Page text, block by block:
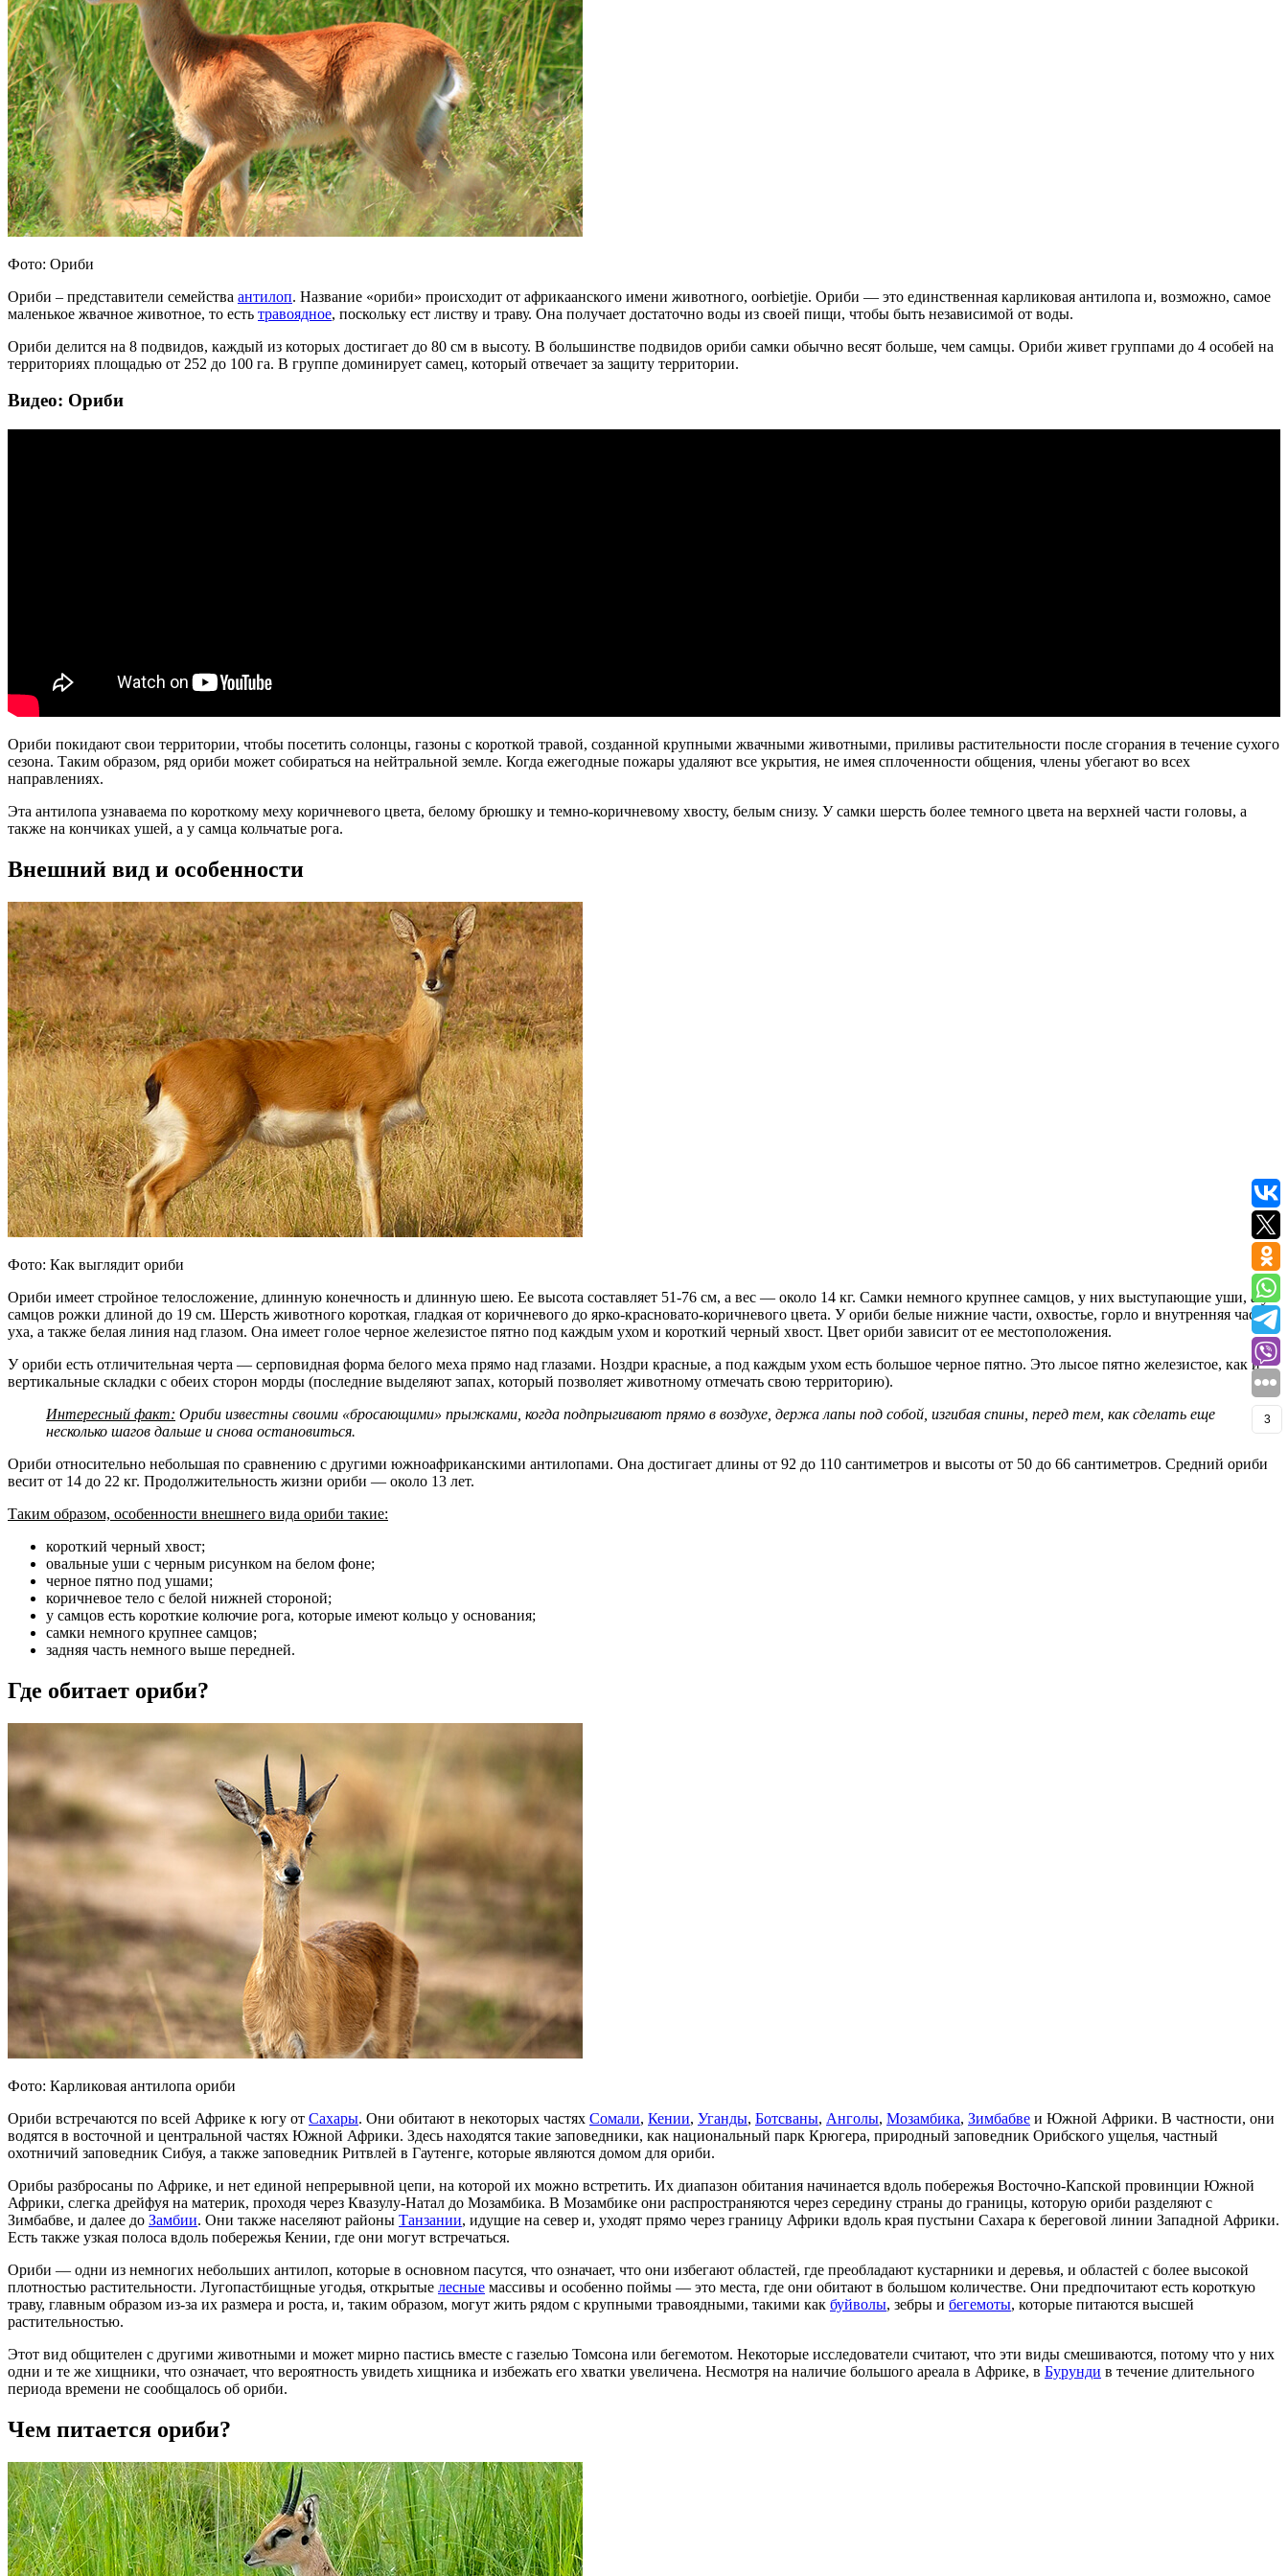
Фото: Ориби
Ориби – представители семейства антилоп. Название «ориби» происходит от африкаанского имени животного, oorbietjie. Ориби — это единственная карликовая антилопа и, возможно, самое
маленькое жвачное животное, то есть травоядное, поскольку ест листву и траву. Она получает достаточно воды из своей пищи, чтобы быть независимой от воды.
Ориби делится на 8 подвидов, каждый из которых достигает до 80 см в высоту. В большинстве подвидов ориби самки обычно весят больше, чем самцы. Ориби живет группами до 4 особей на
территориях площадью от 252 до 100 га. В группе доминирует самец, который отвечает за защиту территории.
Видео: Ориби
Ориби покидают свои территории, чтобы посетить солонцы, газоны с короткой травой, созданной крупными жвачными животными, приливы растительности после сгорания в течение сухого
сезона. Таким образом, ряд ориби может собираться на нейтральной земле. Когда ежегодные пожары удаляют все укрытия, не имея сплоченности общения, члены убегают во всех
направлениях.
Эта антилопа узнаваема по короткому меху коричневого цвета, белому брюшку и темно-коричневому хвосту, белым снизу. У самки шерсть более темного цвета на верхней части головы, а
также на кончиках ушей, а у самца кольчатые рога.
Внешний вид и особенности
Фото: Как выглядит ориби
Ориби имеет стройное телосложение, длинную конечность и длинную шею. Ее высота составляет 51-76 см, а вес — около 14 кг. Самки немного крупнее самцов, у них выступающие уши, а у
самцов рожки длиной до 19 см. Шерсть животного короткая, гладкая от коричневого до ярко-красновато-коричневого цвета. У ориби белые нижние части, охвостье, горло и внутренняя часть
уха, а также белая линия над глазом. Она имеет голое черное железистое пятно под каждым ухом и короткий черный хвост. Цвет ориби зависит от ее местоположения.
У ориби есть отличительная черта — серповидная форма белого меха прямо над глазами. Ноздри красные, а под каждым ухом есть большое черное пятно. Это лысое пятно железистое, как и
вертикальные складки с обеих сторон морды (последние выделяют запах, который позволяет животному отмечать свою территорию).
Интересный факт: Ориби известны своими «бросающими» прыжками, когда подпрыгивают прямо в воздухе, держа лапы под собой, изгибая спины, перед тем, как сделать еще
несколько шагов дальше и снова остановиться.
Ориби относительно небольшая по сравнению с другими южноафриканскими антилопами. Она достигает длины от 92 до 110 сантиметров и высоты от 50 до 66 сантиметров. Средний ориби
весит от 14 до 22 кг. Продолжительность жизни ориби — около 13 лет.
Таким образом, особенности внешнего вида ориби такие:
короткий черный хвост;
овальные уши с черным рисунком на белом фоне;
черное пятно под ушами;
коричневое тело с белой нижней стороной;
у самцов есть короткие колючие рога, которые имеют кольцо у основания;
самки немного крупнее самцов;
задняя часть немного выше передней.
Где обитает ориби?
Фото: Карликовая антилопа ориби
Ориби встречаются по всей Африке к югу от Сахары. Они обитают в некоторых частях Сомали, Кении, Уганды, Ботсваны, Анголы, Мозамбика, Зимбабве и Южной Африки. В частности, они
водятся в восточной и центральной частях Южной Африки. Здесь находятся такие заповедники, как национальный парк Крюгера, природный заповедник Орибского ущелья, частный
охотничий заповедник Сибуя, а также заповедник Ритвлей в Гаутенге, которые являются домом для ориби.
Орибы разбросаны по Африке, и нет единой непрерывной цепи, на которой их можно встретить. Их диапазон обитания начинается вдоль побережья Восточно-Капской провинции Южной
Африки, слегка дрейфуя на материк, проходя через Квазулу-Натал до Мозамбика. В Мозамбике они распространяются через середину страны до границы, которую ориби разделяют с
Зимбабве, и далее до Замбии. Они также населяют районы Танзании, идущие на север и, уходят прямо через границу Африки вдоль края пустыни Сахара к береговой линии Западной Африки.
Есть также узкая полоса вдоль побережья Кении, где они могут встречаться.
Ориби — одни из немногих небольших антилоп, которые в основном пасутся, что означает, что они избегают областей, где преобладают кустарники и деревья, и областей с более высокой
плотностью растительности. Лугопастбищные угодья, открытые лесные массивы и особенно поймы — это места, где они обитают в большом количестве. Они предпочитают есть короткую
траву, главным образом из-за их размера и роста, и, таким образом, могут жить рядом с крупными травоядными, такими как буйволы, зебры и бегемоты, которые питаются высшей
растительностью.
Этот вид общителен с другими животными и может мирно пастись вместе с газелью Томсона или бегемотом. Некоторые исследователи считают, что эти виды смешиваются, потому что у них
одни и те же хищники, что означает, что вероятность увидеть хищника и избежать его хватки увеличена. Несмотря на наличие большого ареала в Африке, в Бурунди в течение длительного
периода времени не сообщалось об ориби.
Чем питается ориби?
3